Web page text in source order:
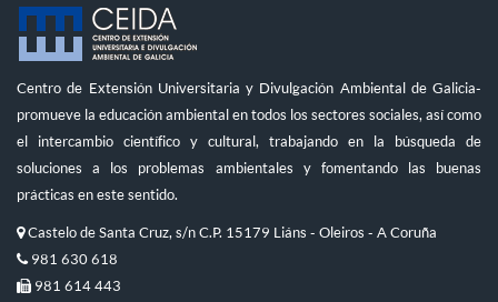
Centro de Extensión Universitaria y Divulgación Ambiental de Galicia-
promueve la educación ambiental en todos los sectores sociales, así como
el intercambio científico y cultural, trabajando en la búsqueda de
soluciones a los problemas ambientales y fomentando las buenas
prácticas en este sentido.
Castelo de Santa Cruz, s/n C.P. 15179 Liáns - Oleiros - A Coruña
981 630 618
981 614 443